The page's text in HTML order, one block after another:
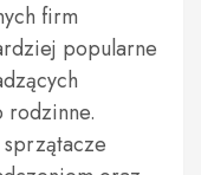
firm
popularne
rodzinne.